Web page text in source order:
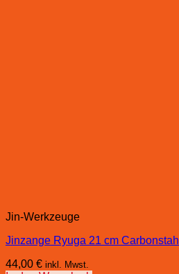
Jin-Werkzeuge
Jinzange Ryuga 21 cm Carbonstahl
44,00 € inkl. Mwst.